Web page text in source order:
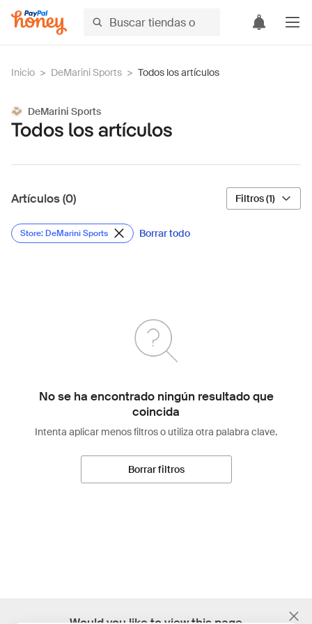
Inicio > DeMarini Sports > Todos los artículos
DeMarini Sports
Todos los artículos
Artículos (0) Filtros (1)
Store: DeMarini Sports Borrar todo
No se ha encontrado ningún resultado que
coincida
Intenta aplicar menos filtros o utiliza otra palabra clave.
Borrar filtros